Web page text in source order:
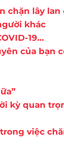
chặn lây lan
khác
19…
của bạn
kỳ quan
việc